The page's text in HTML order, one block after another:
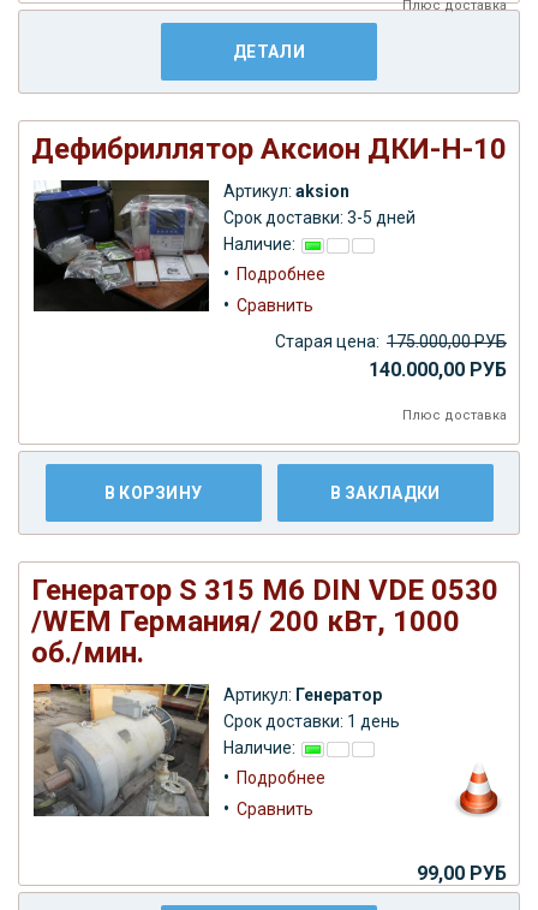
Плюсдоставка
ДЕТАЛИ
Дефибриллятор Аксион ДКИ-Н-10
Артикул: aksion
Срок доставки: 3-5 дней
Наличие:
• Подробнее
• Сравнить
Старая цена: 175.000,00 РУБ
140.000,00 РУБ
Плюс доставка
В КОРЗИНУ В ЗАКЛАДКИ
Генератор S 315 М6 DIN VDE 0530
/WEM Германия/ 200 кВт, 1000
об./мин.
Артикул: Генератор
Срок доставки: 1 день
Наличие:
• Подробнее
• Сравнить
99,00 РУБ